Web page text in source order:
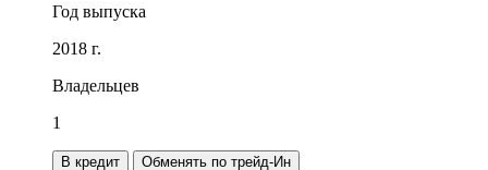
Год выпуска
2018 г.
Владельцев
1
В кредит Обменять по трейд-Ин